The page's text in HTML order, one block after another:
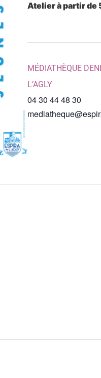
Atelier à partir de
MÉDIATHÈQUE
L’AGLY
04 30 44 48 30